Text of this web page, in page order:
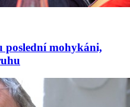
poslední mohykáni,